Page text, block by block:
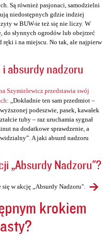
Są również pasjonaci, samodzielni
niedostępnych gdzie indziej
w BUW-ie też się nie liczy. W
słynnych ogrodów lub obejrzeć
ręki i na miejscu. No tak, ale najpierw
absurdy nadzoru
Szymielewicz przedstawia swój
: „Dokładnie ten sam przedmiot –
podeszwie, pasek, kawałek
tuby – raz uruchamia sygnał
na dodatkowe sprawdzenie, a
A jaki absurd nadzoru
„Absurdy Nadzoru"?
w akcję „Absurdy Nadzoru".
krokiem